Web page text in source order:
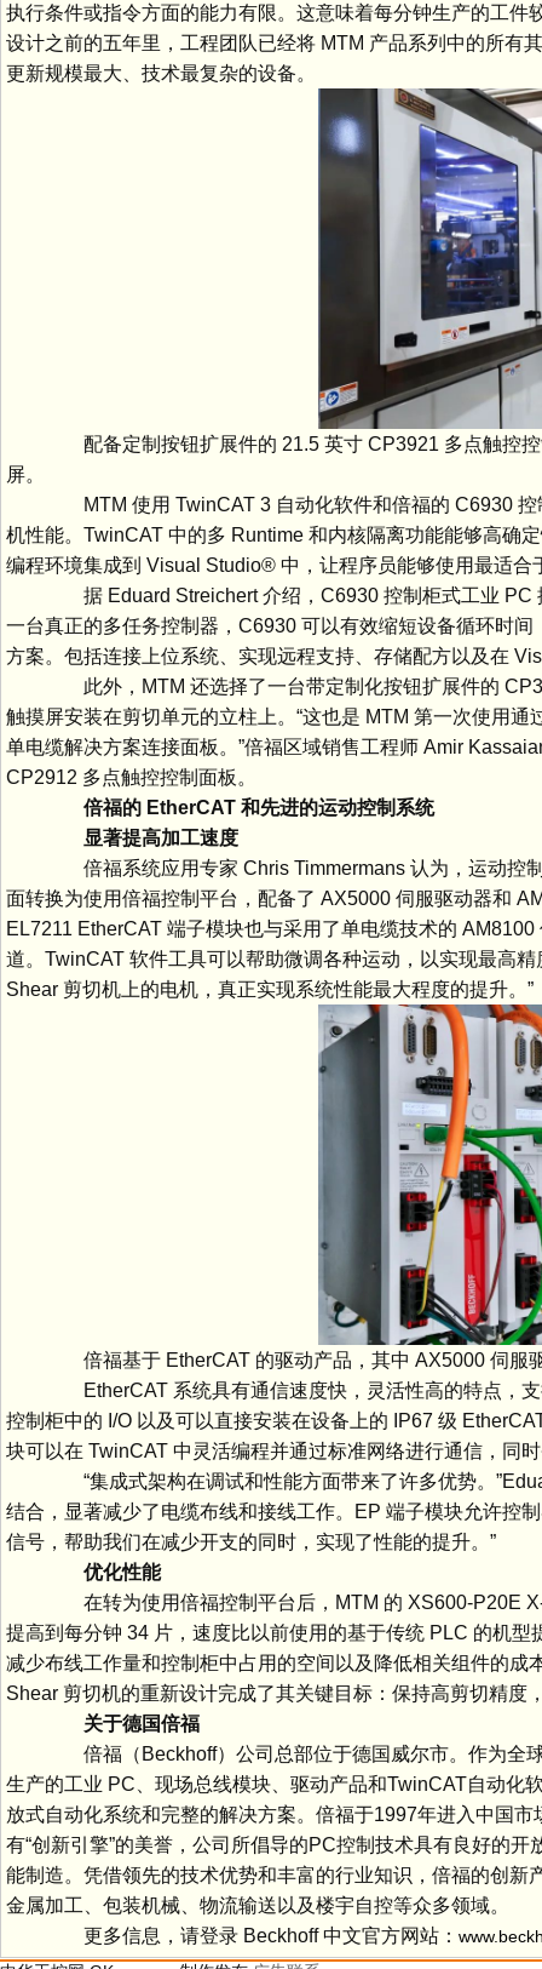
执行条件或指令方面的能力有限。这意味着每分钟生产的工件
设计之前的五年里，工程团队已经将 MTM 产品系列中的所有
更新规模最大、技术最复杂的设备。
配备定制按钮扩展件的 21.5 英寸 CP3921 多点触控控
屏。
MTM 使用 TwinCAT 3 自动化软件和倍福的 C6930 控
机性能。TwinCAT 中的多 Runtime 和内核隔离功能能够高确
编程环境集成到 Visual Studio® 中，让程序员能够使用最适
据 Eduard Streichert 介绍，C6930 控制柜式工业 PC
一台真正的多任务控制器，C6930 可以有效缩短设备循环时
方案。包括连接上位系统、实现远程支持、存储配方以及在
此外，MTM 还选择了一台带定制化按钮扩展件的
触摸屏安装在剪切单元的立柱上。“这也是 MTM 第一次使用
单电缆解决方案连接面板。”倍福区域销售工程师 Amir
CP2912 多点触控控制面板。
倍福的 EtherCAT 和先进的运动控制系统
显著提高加工速度
倍福系统应用专家 Chris Timmermans 认为，运动控
面转换为使用倍福控制平台，配备了 AX5000 伺服驱动器和
EL7211 EtherCAT 端子模块也与采用了单电缆技术的
道。TwinCAT 软件工具可以帮助微调各种运动，以实现最高
Shear 剪切机上的电机，真正实现系统性能最大程度的提升。”
倍福基于 EtherCAT 的驱动产品，其中 AX5000 伺服
EtherCAT 系统具有通信速度快，灵活性高的特点，支
控制柜中的 I/O 以及可以直接安装在设备上的 IP67 级
块可以在 TwinCAT 中灵活编程并通过标准网络进行通信，同
“集成式架构在调试和性能方面带来了许多优势。
结合，显著减少了电缆布线和接线工作。EP 端子模块允许控
信号，帮助我们在减少开支的同时，实现了性能的提升。”
优化性能
在转为使用倍福控制平台后，MTM 的 XS600-P20E
提高到每分钟 34 片，速度比以前使用的基于传统 PLC 的机
减少布线工作量和控制柜中占用的空间以及降低相关组件的
Shear 剪切机的重新设计完成了其关键目标：保持高剪切精度
关于德国倍福
倍福（Beckhoff）公司总部位于德国威尔市。作为全
生产的工业 PC、现场总线模块、驱动产品和TwinCAT自动化
放式自动化系统和完整的解决方案。倍福于1997年进入中国
有“创新引擎”的美誉，公司所倡导的PC控制技术具有良好的
能制造。凭借领先的技术优势和丰富的行业知识，倍福的创
金属加工、包装机械、物流输送以及楼宇自
更多信息，请登录 Beckhoff 中文官方网站：